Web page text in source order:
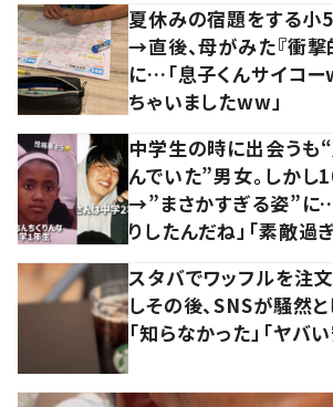
夏休みの宿題をする小
→直後、母がみた『衝撃
に…「息子くんサイコー
ちゃいましたww」
中学生の時に出会うも
んでいた”男女。しかし
→”まさかすぎる姿”に
りしたんだね」「素敵過
スタバでワッフルを注
しその後、SNSが騒然
「知らなかった」「ヤバ